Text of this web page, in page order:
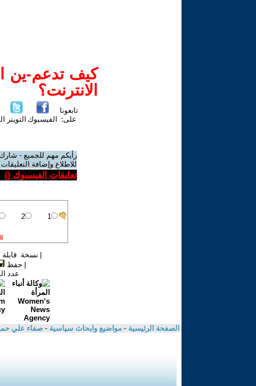
كيف تدعم-ين
الانترنت؟
تابعونا
على: الفيسبوك التويتر
رأيكم مهم للجميع -
للاطلاع وإضافة
تعليقات الفيسبوك ()
| نسخة قابلة
|حفظ
عدد
الصفحة الرئيسية - مواضيع وابحاث سياسية - صفاء علي